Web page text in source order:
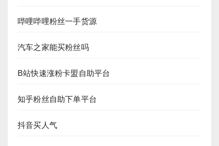
哔哩哔哩粉丝一手货源
汽车之家能买粉丝吗
B站快速涨粉卡盟自助平台
知乎粉丝自助下单平台
抖音买人气